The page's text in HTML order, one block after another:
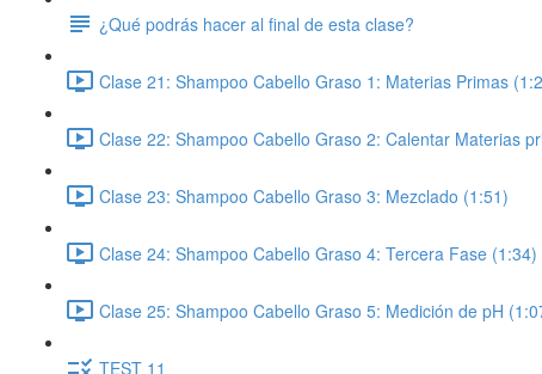
¿Qué podrás hacer al final de esta clase?
Clase 21: Shampoo Cabello Graso 1: Materias Primas
Clase 22: Shampoo Cabello Graso 2: Calentar Materias
Clase 23: Shampoo Cabello Graso 3: Mezclado (1:51)
Clase 24: Shampoo Cabello Graso 4: Tercera Fase (1:34)
Clase 25: Shampoo Cabello Graso 5: Medición de pH
TEST 11